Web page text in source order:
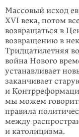
Массовый исход
XVI века, потом
возвращаться в
возвращению в
Тридцатилетняя
война Нового
устанавливает
заканчивает
и
мы можем
правила
между
и католицизма.